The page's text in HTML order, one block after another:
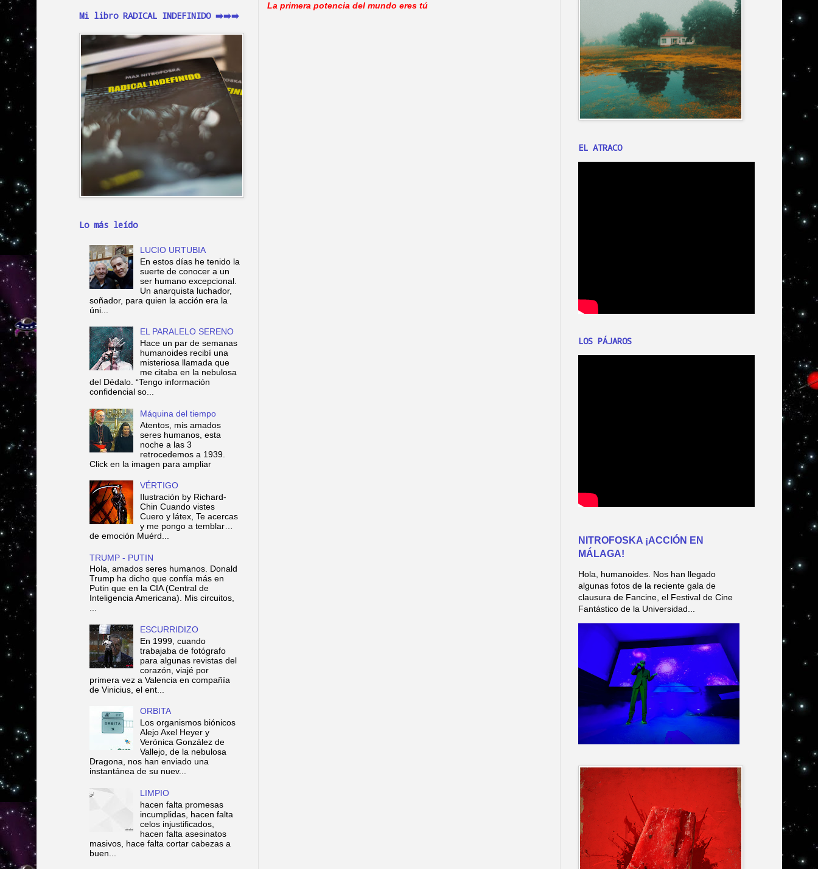
La primera potencia del mundo eres tú
Mi libro RADICAL INDEFINIDO ➡️➡️➡️
Lo más leído
LUCIO URTUBIA
En estos días he tenido la
suerte de conocer a un
ser humano excepcional.
Un anarquista luchador,
soñador, para quien la acción era la
úni...
EL PARALELO SERENO
Hace un par de semanas
humanoides recibí una
misteriosa llamada que
me citaba en la nebulosa
del Dédalo. “Tengo información
confidencial so...
Máquina del tiempo
Atentos, mis amados
seres humanos, esta
noche a las 3
retrocedemos a 1939.
Click en la imagen para ampliar
VÉRTIGO
Ilustración by Richard-
Chin Cuando vistes
Cuero y látex, Te acercas
y me pongo a temblar…
de emoción Muérd...
TRUMP - PUTIN
Hola, amados seres humanos. Donald
Trump ha dicho que confía más en
Putin que en la CIA (Central de
Inteligencia Americana). Mis circuitos,
...
ESCURRIDIZO
En 1999, cuando
trabajaba de fotógrafo
para algunas revistas del
corazón, viajé por
primera vez a Valencia en compañía
de Vinicius, el ent...
ORBITA
Los organismos biónicos
Alejo Axel Heyer y
Verónica González de
Vallejo, de la nebulosa
Dragona, nos han enviado una
instantánea de su nuev...
LIMPIO
hacen falta promesas
incumplidas, hacen falta
celos injustificados,
hacen falta asesinatos
masivos, hace falta cortar cabezas a
buen...
EL ATRACO
LOS PÁJAROS
NITROFOSKA ¡ACCIÓN EN
MÁLAGA!
Hola, humanoides. Nos han llegado
algunas fotos de la reciente gala de
clausura de Fancine, el Festival de Cine
Fantástico de la Universidad...